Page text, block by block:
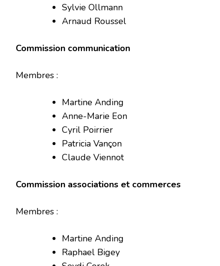
Sylvie Ollmann
Arnaud Roussel
Commission communication
Membres :
Martine Anding
Anne-Marie Eon
Cyril Poirrier
Patricia Vançon
Claude Viennot
Commission associations et commerces
Membres :
Martine Anding
Raphael Bigey